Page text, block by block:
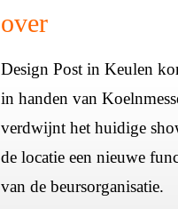
over
Design Post in Keulen
in handen van
verdwijnt het huidige
de locatie een nieuwe
van de beursorganisatie.